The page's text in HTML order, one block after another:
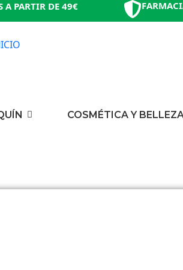
A PARTIR DE 49€
COSMÉTICA Y